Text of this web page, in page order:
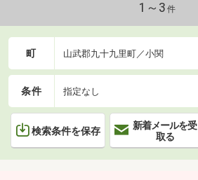
1～3 件
町 山武郡九十九里町／小関
条件 指定なし
検索条件を保存
新着メールを受
取る